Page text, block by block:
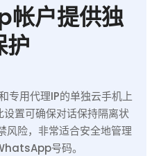
户提供独
护
专用代理IP的单独云手机上
置可确保对话保持隔离状
风险，非常适合安全地管理
号码。